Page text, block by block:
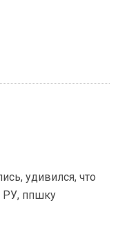
удивился, что
РУ, ппшку